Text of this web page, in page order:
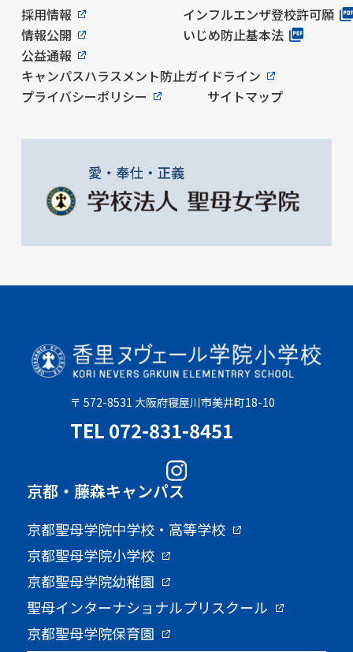
採用情報
インフルエンザ登校許可願
情報公開
いじめ防止基本法
公益通報
キャンパスハラスメント防止ガイドライン
プライバシーポリシー
サイトマップ
〒 572-8531 大阪府寝屋川市美井町18-10
TEL 072-831-8451
京都・藤森キャンパス
京都聖母学院中学校・高等学校
京都聖母学院小学校
京都聖母学院幼稚園
聖母インターナショナルプリスクール
京都聖母学院保育園